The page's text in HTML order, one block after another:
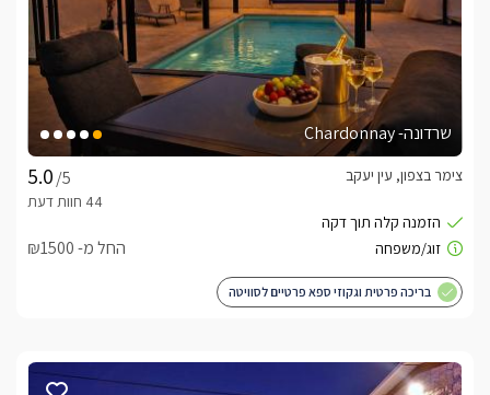
שרדונה- Chardonnay
/5
צימר בצפון, עין יעקב
החל מ- ₪1500
בריכה פרטית וגקוזי ספא פרטיים לסוויטה